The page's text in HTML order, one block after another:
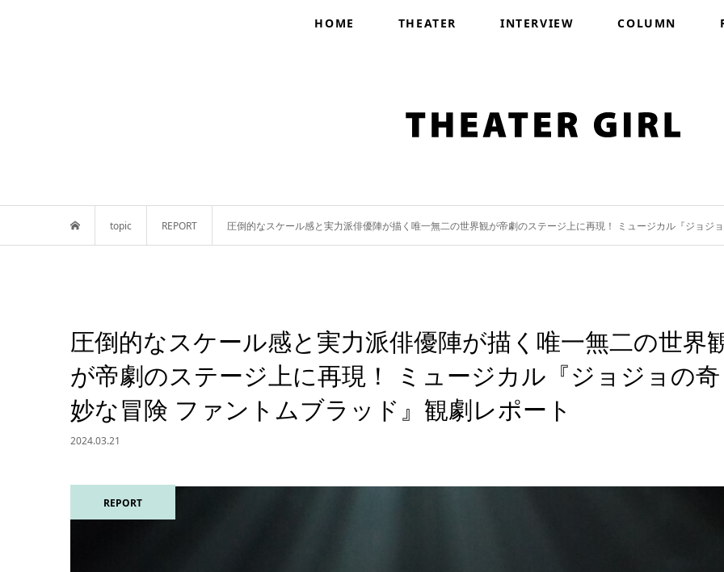
HOME THEATER INTERVIEW COLUMN
topic REPORT 圧倒的なスケール感と実力派俳優陣が描く唯一無二の世界観が帝劇のステージ上に再現！ ミュージカル『ジョジ
圧倒的なスケール感と実力派俳優陣が描く唯一無二の世界
が帝劇のステージ上に再現！ ミュージカル『ジョジョの奇
妙な冒険 ファントムブラッド』観劇レポート
2024.03.21
REPORT